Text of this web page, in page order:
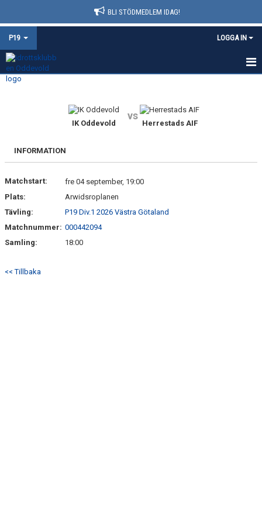
BLI STÖDMEDLEM IDAG!
P19 LOGGA IN
HEM
MATCHER
TRUPPEN
BILDGALLERI
IK Oddevold
vs
Herrestads AIF
INFORMATION
Matchstart:
fre 04 september, 19:00
Plats:
Arwidsroplanen
Tävling:
P19 Div.1 2026 Västra Götaland
Matchnummer: 000442094
Samling:
18:00
<< Tillbaka